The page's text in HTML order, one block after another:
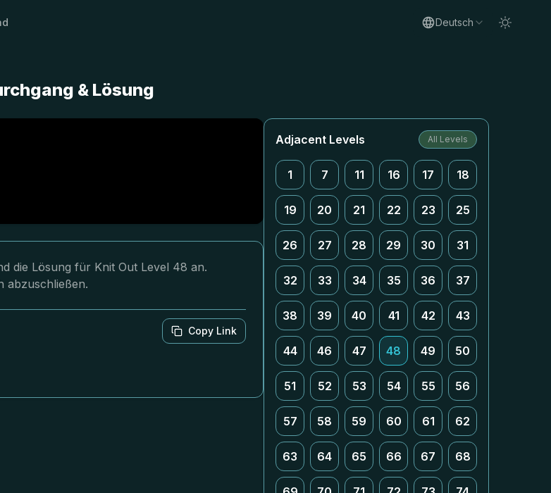
Deutsch
& Lösung
die Lösung für Knit Out Level 48 an.
abzuschließen.
Copy Link
Adjacent Levels All Levels
1 7 11 16 17 18
19 20 21 22 23 25
26 27 28 29 30 31
32 33 34 35 36 37
38 39 40 41 42 43
44 46 47 48 49 50
51 52 53 54 55 56
57 58 59 60 61 62
63 64 65 66 67 68